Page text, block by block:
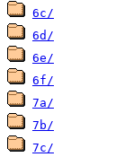
6c/
6d/
6e/
6f/
7a/
7b/
7c/